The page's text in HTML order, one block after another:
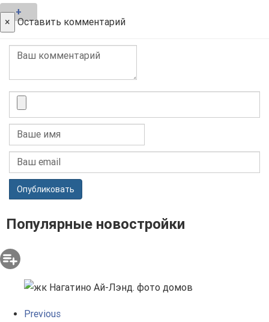
+
× Оставить комментарий
Опубликовать
Популярные новостройки
Previous